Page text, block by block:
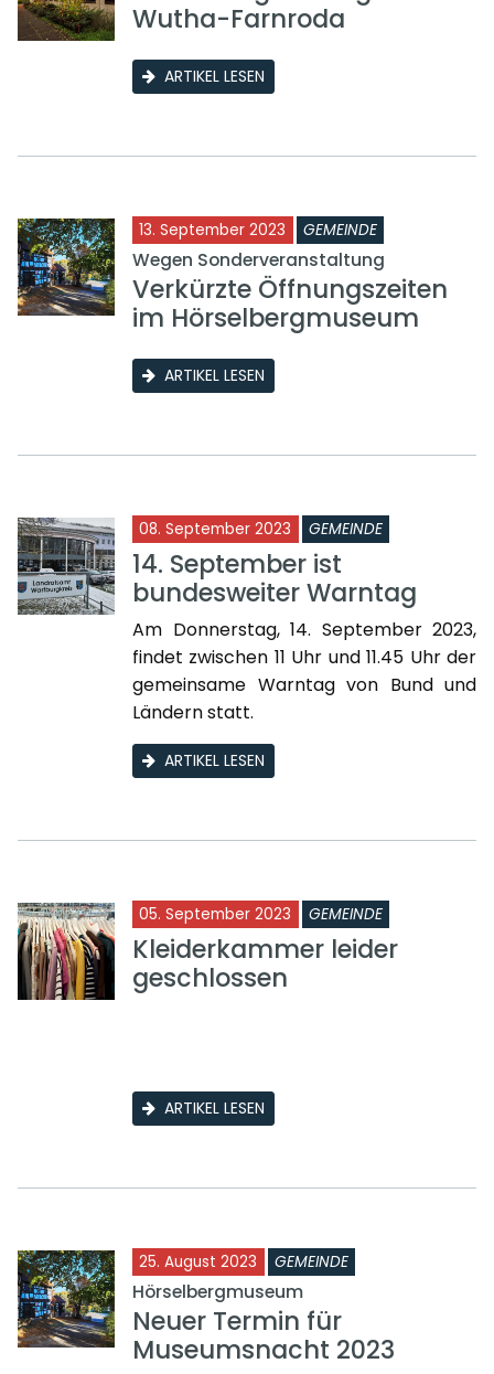
Wutha-Farnroda
ARTIKEL LESEN
13. September 2023 GEMEINDE
Wegen Sonderveranstaltung
Verkürzte Öffnungszeiten
im Hörselbergmuseum
ARTIKEL LESEN
08. September 2023 GEMEINDE
14. September ist
bundesweiter Warntag
Am Donnerstag, 14. September 2023,
findet zwischen 11 Uhr und 11.45 Uhr der
gemeinsame Warntag von Bund und
Ländern statt.
ARTIKEL LESEN
05. September 2023 GEMEINDE
Kleiderkammer leider
geschlossen
ARTIKEL LESEN
25. August 2023 GEMEINDE
Hörselbergmuseum
Neuer Termin für
Museumsnacht 2023